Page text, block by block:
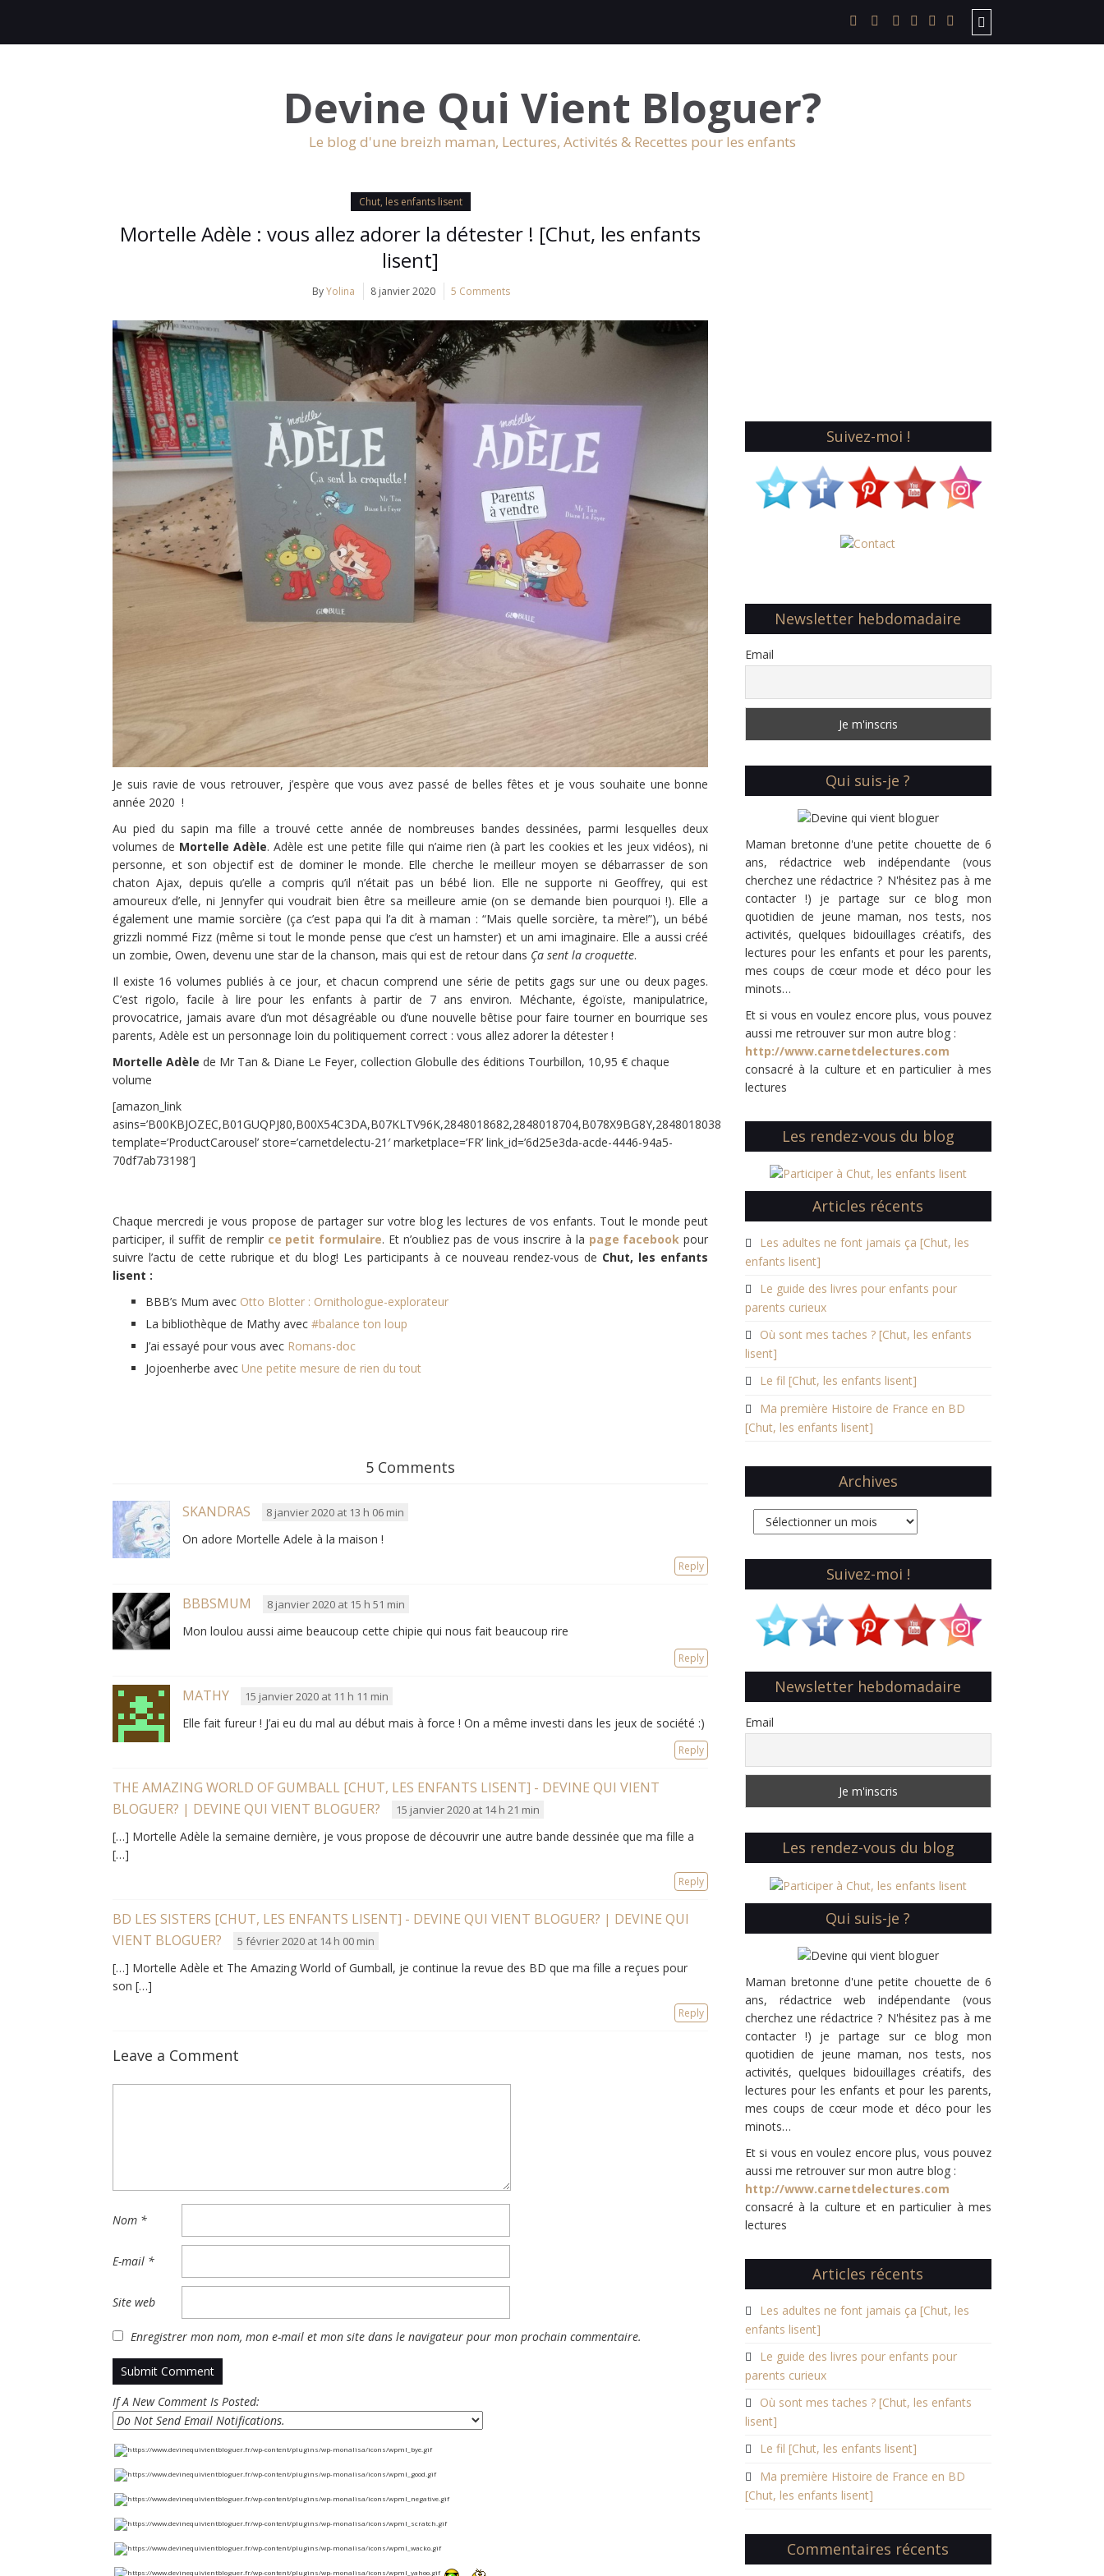
Devine Qui Vient Bloguer?
Le blog d'une breizh maman, Lectures, Activités & Recettes pour les enfants
Chut, les enfants lisent
Mortelle Adèle : vous allez adorer la détester ! [Chut, les enfants
lisent]
ByYolina 8 janvier 2020 5 Comments
Je suis ravie de vous retrouver, j’espère que vous avez passé de belles fêtes et je vous souhaite une bonne
année 2020 !
Au pied du sapin ma fille a trouvé cette année de nombreuses bandes dessinées, parmi lesquelles deux
volumes de Mortelle Adèle. Adèle est une petite fille qui n’aime rien (à part les cookies et les jeux vidéos), ni
personne, et son objectif est de dominer le monde. Elle cherche le meilleur moyen se débarrasser de son
chaton Ajax, depuis qu’elle a compris qu’il n’était pas un bébé lion. Elle ne supporte ni Geoffrey, qui est
amoureux d’elle, ni Jennyfer qui voudrait bien être sa meilleure amie (on se demande bien pourquoi !). Elle a
également une mamie sorcière (ça c’est papa qui l’a dit à maman : “Mais quelle sorcière, ta mère!”), un bébé
grizzli nommé Fizz (même si tout le monde pense que c’est un hamster) et un ami imaginaire. Elle a aussi créé
un zombie, Owen, devenu une star de la chanson, mais qui est de retour dans Ça sent la croquette.
Il existe 16 volumes publiés à ce jour, et chacun comprend une série de petits gags sur une ou deux pages.
C’est rigolo, facile à lire pour les enfants à partir de 7 ans environ. Méchante, égoïste, manipulatrice,
provocatrice, jamais avare d’un mot désagréable ou d’une nouvelle bêtise pour faire tourner en bourrique ses
parents, Adèle est un personnage loin du politiquement correct : vous allez adorer la détester !
Mortelle Adèle de Mr Tan & Diane Le Feyer, collection Globulle des éditions Tourbillon, 10,95 € chaque
volume
[amazon_link
asins=’B00KBJOZEC,B01GUQPJ80,B00X54C3DA,B07KLTV96K,2848018682,2848018704,B078X9BG8Y,2848018038,2848018674′
template=’ProductCarousel’ store=’carnetdelectu-21′ marketplace=’FR’ link_id=’6d25e3da-acde-4446-94a5-
70df7ab73198′]
Chaque mercredi je vous propose de partager sur votre blog les lectures de vos enfants. Tout le monde peut
participer, il suffit de remplir ce petit formulaire. Et n’oubliez pas de vous inscrire à la page facebook pour
suivre l’actu de cette rubrique et du blog! Les participants à ce nouveau rendez-vous de Chut, les enfants
lisent :
BBB’s Mum avec Otto Blotter : Ornithologue-explorateur
La bibliothèque de Mathy avec #balance ton loup
J’ai essayé pour vous avec Romans-doc
Jojoenherbe avec Une petite mesure de rien du tout
5 Comments
SKANDRAS 8 janvier 2020 at 13 h 06 min
On adore Mortelle Adele à la maison !
Reply
BBBSMUM 8 janvier 2020 at 15 h 51 min
Mon loulou aussi aime beaucoup cette chipie qui nous fait beaucoup rire
Reply
MATHY 15 janvier 2020 at 11 h 11 min
Elle fait fureur ! J’ai eu du mal au début mais à force ! On a même investi dans les jeux de société :)
Reply
THE AMAZING WORLD OF GUMBALL [CHUT, LES ENFANTS LISENT] - DEVINE QUI VIENT
BLOGUER? | DEVINE QUI VIENT BLOGUER?
15 janvier 2020 at 14 h 21 min
[…] Mortelle Adèle la semaine dernière, je vous propose de découvrir une autre bande dessinée que ma fille a
[…]
Reply
BD LES SISTERS [CHUT, LES ENFANTS LISENT] - DEVINE QUI VIENT BLOGUER? | DEVINE QUI
VIENT BLOGUER?
5 février 2020 at 14 h 00 min
[…] Mortelle Adèle et The Amazing World of Gumball, je continue la revue des BD que ma fille a reçues pour
son […]
Reply
Leave a Comment
Nom *
E-mail *
Site web
Enregistrer mon nom, mon e-mail et mon site dans le navigateur pour mon prochain commentaire.
If A New Comment Is Posted:
Suivez-moi !
Newsletter hebdomadaire
Email
Qui suis-je ?
Maman bretonne d'une petite chouette de 6
ans, rédactrice web indépendante (vous
cherchez une rédactrice ? N'hésitez pas à me
contacter !) je partage sur ce blog mon
quotidien de jeune maman, nos tests, nos
activités, quelques bidouillages créatifs, des
lectures pour les enfants et pour les parents,
mes coups de cœur mode et déco pour les
minots…
Et si vous en voulez encore plus, vous pouvez
aussi me retrouver sur mon autre blog :
http://www.carnetdelectures.com
consacré à la culture et en particulier à mes
lectures
Les rendez-vous du blog
Articles récents
Les adultes ne font jamais ça [Chut, les
enfants lisent]
Le guide des livres pour enfants pour
parents curieux
Où sont mes taches ? [Chut, les enfants
lisent]
Le fil [Chut, les enfants lisent]
Ma première Histoire de France en BD
[Chut, les enfants lisent]
Archives
Archives
Suivez-moi !
Newsletter hebdomadaire
Email
Les rendez-vous du blog
Qui suis-je ?
Maman bretonne d'une petite chouette de 6
ans, rédactrice web indépendante (vous
cherchez une rédactrice ? N'hésitez pas à me
contacter !) je partage sur ce blog mon
quotidien de jeune maman, nos tests, nos
activités, quelques bidouillages créatifs, des
lectures pour les enfants et pour les parents,
mes coups de cœur mode et déco pour les
minots…
Et si vous en voulez encore plus, vous pouvez
aussi me retrouver sur mon autre blog :
http://www.carnetdelectures.com
consacré à la culture et en particulier à mes
lectures
Articles récents
Les adultes ne font jamais ça [Chut, les
enfants lisent]
Le guide des livres pour enfants pour
parents curieux
Où sont mes taches ? [Chut, les enfants
lisent]
Le fil [Chut, les enfants lisent]
Ma première Histoire de France en BD
[Chut, les enfants lisent]
Commentaires récents